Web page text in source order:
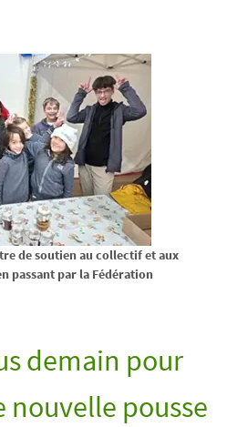
de soutien au collectif et aux
passant par la Fédération
demain pour
nouvelle pousse